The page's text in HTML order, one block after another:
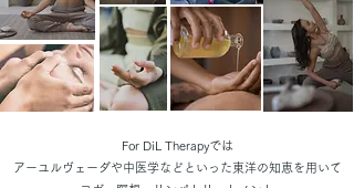
For DiL Therapyでは
アーユルヴェーダや中医学などといった東洋の知恵を用いて